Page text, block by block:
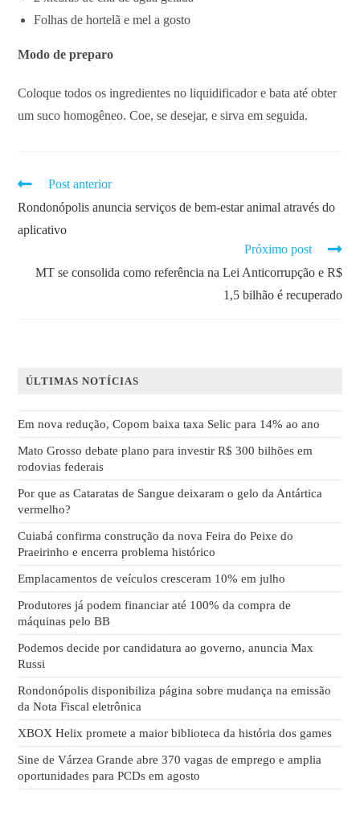
Folhas de hortelã e mel a gosto
Modo de preparo
Coloque todos os ingredientes no liquidificador e bata até obter
um suco homogêneo. Coe, se desejar, e sirva em seguida.
Post anterior
Rondonópolis anuncia serviços de bem-estar animal através do
aplicativo
Próximo post
MT se consolida como referência na Lei Anticorrupção e R$
1,5 bilhão é recuperado
ÚLTIMAS NOTÍCIAS
Em nova redução, Copom baixa taxa Selic para 14% ao ano
Mato Grosso debate plano para investir R$ 300 bilhões em
rodovias federais
Por que as Cataratas de Sangue deixaram o gelo da Antártica
vermelho?
Cuiabá confirma construção da nova Feira do Peixe do
Praeirinho e encerra problema histórico
Emplacamentos de veículos cresceram 10% em julho
Produtores já podem financiar até 100% da compra de
máquinas pelo BB
Podemos decide por candidatura ao governo, anuncia Max
Russi
Rondonópolis disponibiliza página sobre mudança na emissão
da Nota Fiscal eletrônica
XBOX Helix promete a maior biblioteca da história dos games
Sine de Várzea Grande abre 370 vagas de emprego e amplia
oportunidades para PCDs em agosto